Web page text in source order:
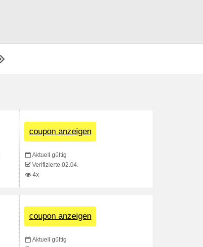
coupon anzeigen
Aktuell gültig
Verifizierte 02.04.
4x
coupon anzeigen
Aktuell gültig